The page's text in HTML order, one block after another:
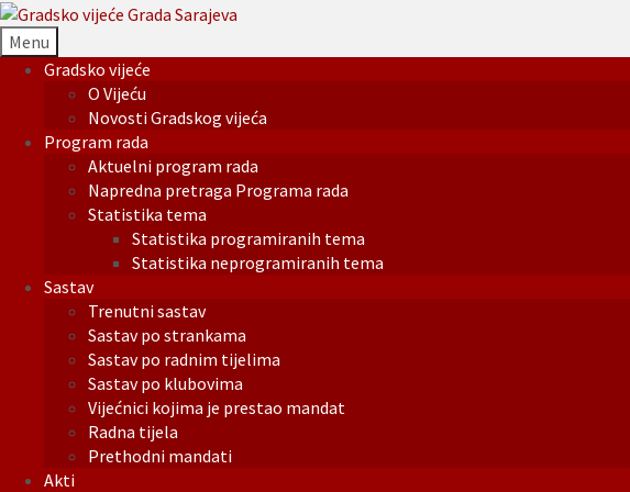
Menu
Gradsko vijeće
O Vijeću
Novosti Gradskog vijeća
Program rada
Aktuelni program rada
Napredna pretraga Programa rada
Statistika tema
Statistika programiranih tema
Statistika neprogramiranih tema
Sastav
Trenutni sastav
Sastav po strankama
Sastav po radnim tijelima
Sastav po klubovima
Vijećnici kojima je prestao mandat
Radna tijela
Prethodni mandati
Akti